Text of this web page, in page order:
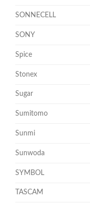
SONNECELL
SONY
Spice
Stonex
Sugar
Sumitomo
Sunmi
Sunwoda
SYMBOL
TASCAM